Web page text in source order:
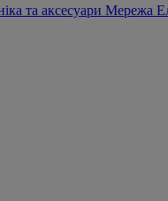
та аксесуари Мережа